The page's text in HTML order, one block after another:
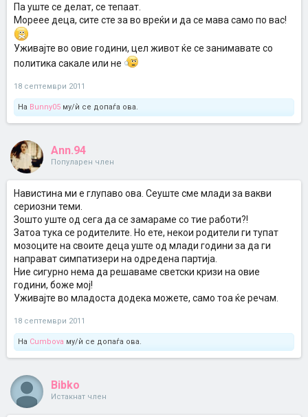
Па уште се делат, се тепаат.
Мореее деца, сите сте за во вреќи и да се мава само по вас!
Уживајте во овие години, цел живот ќе се занимавате со
политика сакале или не
18 септември 2011
На Bunny05 му/ѝ се допаѓа ова.
Ann.94
Популарен член
Навистина ми е глупаво ова. Сеуште сме млади за вакви
сериозни теми.
Зошто уште од сега да се замараме со тие работи?!
Затоа тука се родителите. Но ете, некои родители ги тупат
мозоците на своите деца уште од млади години за да ги
направат симпатизери на одредена партија.
Ние сигурно нема да решаваме светски кризи на овие
години, боже мој!
Уживајте во младоста додека можете, само тоа ќе речам.
18 септември 2011
На Cumbova му/ѝ се допаѓа ова.
Bibko
Истакнат член